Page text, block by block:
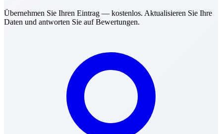
Übernehmen Sie Ihren Eintrag — kostenlos. Aktualisieren Sie Ihre
Daten und antworten Sie auf Bewertungen.